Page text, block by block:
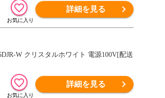
詳細を見る
W クリスタルホワイト 電源100V[配送
詳細を見る